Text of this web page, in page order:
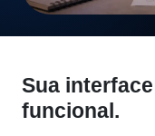
Sua
funcional.